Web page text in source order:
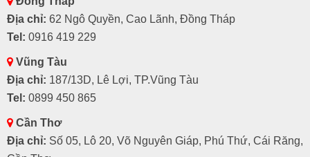
Địa chỉ: 62 Ngô Quyền, Cao Lãnh, Đồng Tháp
Tel: 0916 419 229
Vũng Tàu
Địa chỉ: 187/13D, Lê Lợi, TP.Vũng Tàu
Tel: 0899 450 865
Cần Thơ
Địa chỉ: Số 05, Lô 20, Võ Nguyên Giáp, Phú Thứ, Cái Răng,